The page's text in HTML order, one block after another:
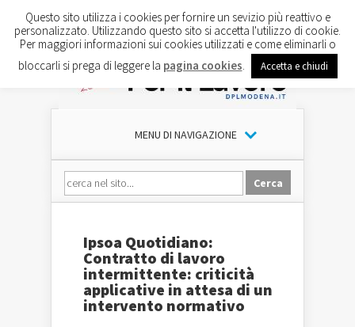
MENU DI NAVIGAZIONE
Ipsoa Quotidiano:
Contratto di lavoro
intermittente: criticità
applicative in attesa di un
intervento normativo
Questo sito utilizza i cookies per fornire un sevizio più reattivo e
personalizzato. Utilizzando questo sito si accetta l'utilizzo di cookie.
Per maggiori informazioni sui cookies utilizzati e come eliminarli o
bloccarli si prega di leggere la pagina cookies Accetta e chiudi